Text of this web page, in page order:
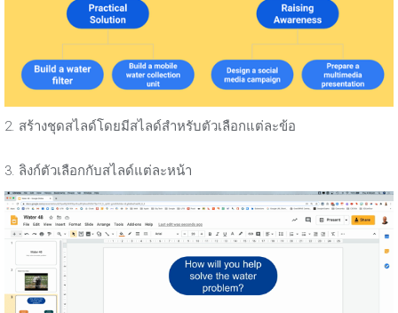
2. สร้างชุดสไลด์โดยมีสไลด์สำหรับตัวเลือกแต่ละข้อ
3. ลิงก์ตัวเลือกกับสไลด์แต่ละหน้า